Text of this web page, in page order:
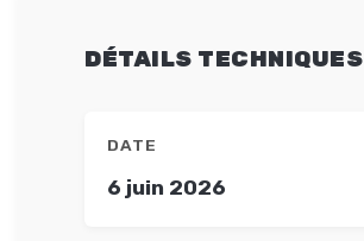
DÉTAILS TECHNIQUES
DATE
6 juin 2026